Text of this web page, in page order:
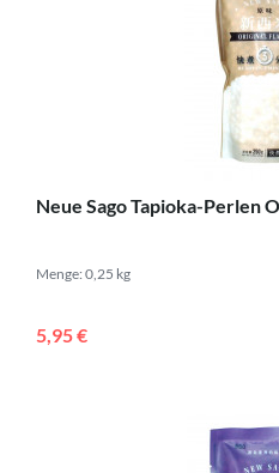
Neue Sago Tapioka-Perlen
Menge: 0,25 kg
5,95 €